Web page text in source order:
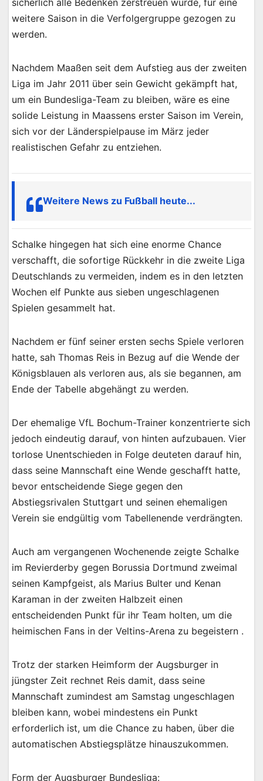
sicherlich alle Bedenken zerstreuen würde, für eine
weitere Saison in die Verfolgergruppe gezogen zu
werden.
Nachdem Maaßen seit dem Aufstieg aus der zweiten
Liga im Jahr 2011 über sein Gewicht gekämpft hat,
um ein Bundesliga-Team zu bleiben, wäre es eine
solide Leistung in Maassens erster Saison im Verein,
sich vor der Länderspielpause im März jeder
realistischen Gefahr zu entziehen.
Weitere News zu Fußball heute...
Schalke hingegen hat sich eine enorme Chance
verschafft, die sofortige Rückkehr in die zweite Liga
Deutschlands zu vermeiden, indem es in den letzten
Wochen elf Punkte aus sieben ungeschlagenen
Spielen gesammelt hat.
Nachdem er fünf seiner ersten sechs Spiele verloren
hatte, sah Thomas Reis in Bezug auf die Wende der
Königsblauen als verloren aus, als sie begannen, am
Ende der Tabelle abgehängt zu werden.
Der ehemalige VfL Bochum-Trainer konzentrierte sich
jedoch eindeutig darauf, von hinten aufzubauen. Vier
torlose Unentschieden in Folge deuteten darauf hin,
dass seine Mannschaft eine Wende geschafft hatte,
bevor entscheidende Siege gegen den
Abstiegsrivalen Stuttgart und seinen ehemaligen
Verein sie endgültig vom Tabellenende verdrängten.
Auch am vergangenen Wochenende zeigte Schalke
im Revierderby gegen Borussia Dortmund zweimal
seinen Kampfgeist, als Marius Bulter und Kenan
Karaman in der zweiten Halbzeit einen
entscheidenden Punkt für ihr Team holten, um die
heimischen Fans in der Veltins-Arena zu begeistern .
Trotz der starken Heimform der Augsburger in
jüngster Zeit rechnet Reis damit, dass seine
Mannschaft zumindest am Samstag ungeschlagen
bleiben kann, wobei mindestens ein Punkt
erforderlich ist, um die Chance zu haben, über die
automatischen Abstiegsplätze hinauszukommen.
Form der Augsburger Bundesliga: